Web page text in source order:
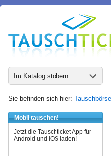
Im Katalog stöbern
Sie befinden sich hier: Tauschbörse
Mobil tauschen!
Jetzt die Tauschticket App für
Android und iOS laden!